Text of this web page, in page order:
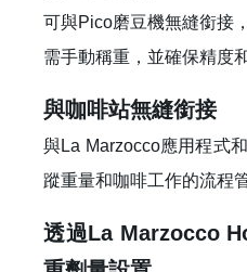
可與Pico磨豆機無縫銜接
需手動稱重，並確保精度
與咖啡站無縫銜接
與La Marzocco應用程式
蹤重量和咖啡工作的流程管
透過La Marzocco